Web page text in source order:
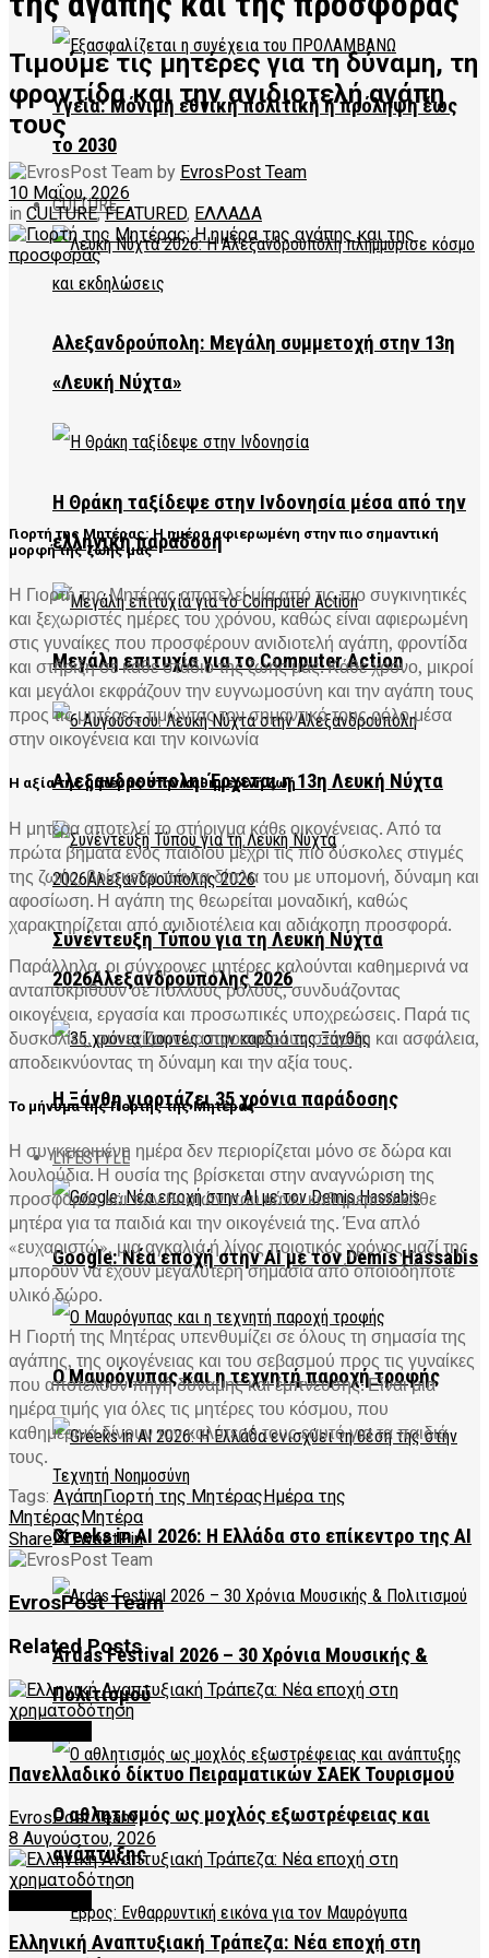
Υγεία: Μόνιμη εθνική πολιτική η πρόληψη έως
το 2030
CULTURE
Αλεξανδρούπολη: Μεγάλη συμμετοχή στην 13η
«Λευκή Νύχτα»
Η Θράκη ταξίδεψε στην Ινδονησία μέσα από την
ελληνική παράδοση
Μεγάλη επιτυχία για το Computer Action
Αλεξανδρούπολη: Έρχεται η 13η Λευκή Νύχτα
Συνέντευξη Τύπου για τη Λευκή Νύχτα
2026Αλεξανδρούπολης 2026
Η Ξάνθη γιορτάζει 35 χρόνια παράδοσης
LIFESTYLE
Google: Νέα εποχή στην AI με τον Demis Hassabis
Ο Μαυρόγυπας και η τεχνητή παροχή τροφής
Greeks in AI 2026: Η Ελλάδα στο επίκεντρο της AI
Ardas Festival 2026 – 30 Χρόνια Μουσικής &
Πολιτισμού
Ο αθλητισμός ως μοχλός εξωστρέφειας και
ανάπτυξης
Τιμούμε τις μητέρες για τη δύναμη, τη
φροντίδα και την ανιδιοτελή αγάπη
τους
by EvrosPost Team
10 Μαΐου, 2026
in CULTURE,FEATURED, ΕΛΛΑΔΑ
Γιορτή της Μητέρας: Η ημέρα αφιερωμένη στην πιο σημαντική
μορφή της ζωής μας
Η Γιορτή της Μητέρας αποτελεί μία από τις πιο συγκινητικές
και ξεχωριστές ημέρες του χρόνου, καθώς είναι αφιερωμένη
στις γυναίκες που προσφέρουν ανιδιοτελή αγάπη, φροντίδα
και στήριξη σε κάθε στάδιο της ζωής μας. Κάθε χρόνο, μικροί
και μεγάλοι εκφράζουν την ευγνωμοσύνη και την αγάπη τους
προς τις μητέρες, τιμώντας τον σημαντικό τους ρόλο μέσα
στην οικογένεια και την κοινωνία
Η αξία της μητέρας στην καθημερινή ζωή
Η μητέρα αποτελεί το στήριγμα κάθε οικογένειας. Από τα
πρώτα βήματα ενός παιδιού μέχρι τις πιο δύσκολες στιγμές
της ζωής, βρίσκεται πάντα δίπλα του με υπομονή, δύναμη και
αφοσίωση. Η αγάπη της θεωρείται μοναδική, καθώς
χαρακτηρίζεται από ανιδιοτέλεια και αδιάκοπη προσφορά.
Παράλληλα, οι σύγχρονες μητέρες καλούνται καθημερινά να
ανταποκριθούν σε πολλούς ρόλους, συνδυάζοντας
οικογένεια, εργασία και προσωπικές υποχρεώσεις. Παρά τις
δυσκολίες, συνεχίζουν να προσφέρουν στήριξη και ασφάλεια,
αποδεικνύοντας τη δύναμη και την αξία τους.
Το μήνυμα της Γιορτής της Μητέρας
Η συγκεκριμένη ημέρα δεν περιορίζεται μόνο σε δώρα και
λουλούδια. Η ουσία της βρίσκεται στην αναγνώριση της
προσφοράς και των θυσιών που κάνει καθημερινά κάθε
μητέρα για τα παιδιά και την οικογένειά της. Ένα απλό
«ευχαριστώ», μια αγκαλιά ή λίγος ποιοτικός χρόνος μαζί της
μπορούν να έχουν μεγαλύτερη σημασία από οποιοδήποτε
υλικό δώρο.
Η Γιορτή της Μητέρας υπενθυμίζει σε όλους τη σημασία της
αγάπης, της οικογένειας και του σεβασμού προς τις γυναίκες
που αποτελούν πηγή δύναμης και έμπνευσης. Είναι μια
ημέρα τιμής για όλες τις μητέρες του κόσμου, που
καθημερινά δίνουν τον καλύτερό τους εαυτό για τα παιδιά
τους.
Tags: ΑγάπηΓιορτή της ΜητέραςΗμέρα της
ΜητέραςΜητέρα
Share
TweetPin
EvrosPost Team
RelatedPosts
Πανελλαδικό δίκτυο Πειραματικών ΣΑΕΚ Τουρισμού
EvrosPost Team
8 Αυγούστου, 2026
Ελληνική Αναπτυξιακή Τράπεζα: Νέα εποχή στη